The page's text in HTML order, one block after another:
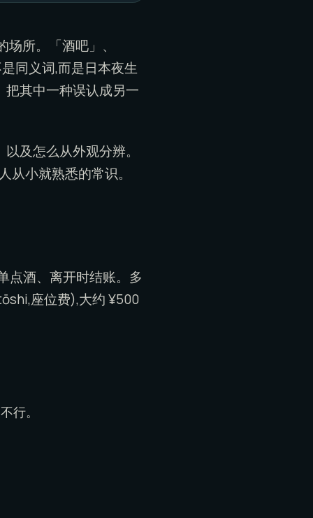
所。「酒吧」、
同义词,而是日本夜生
其中一种误认成另一
及怎么从外观分辨。
小就熟悉的常识。
点酒、离开时结账。多
座位费),大约 ¥500
行。